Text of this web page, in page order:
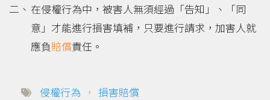
在侵權行為中，被害人無須經過「告知」、「同
意」才能進行損害填補，只要進行請求，加害人就
應負賠償責任。
侵權行為 ， 損害賠償